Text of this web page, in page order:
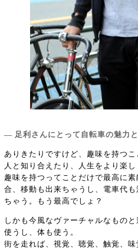
― 足利さんにとって自転車の魅力と
ありきたりですけど、趣味を持つ
人と知り合えたり、人生をより楽
趣味を持つってことだけで最高に
合、移動も出来ちゃうし、電車代
ちゃう。もう最高でしょ？
しかも今風なヴァーチャルなもの
使うし、体も使う。
街を走れば、視覚、聴覚、触覚、